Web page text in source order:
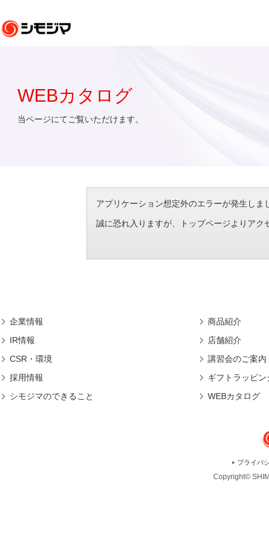
WEBカタログ
当ページにてご覧いただけます。
アプリケーション想定外のエラーが発生し
誠に恐れ入りますが、トップページよりアク
企業情報
IR情報
CSR・環境
採用情報
シモジマのできること
商品紹介
店舗紹介
講習会のご案内
ギフトラッピン
WEBカタログ
プライバ
Copyright©